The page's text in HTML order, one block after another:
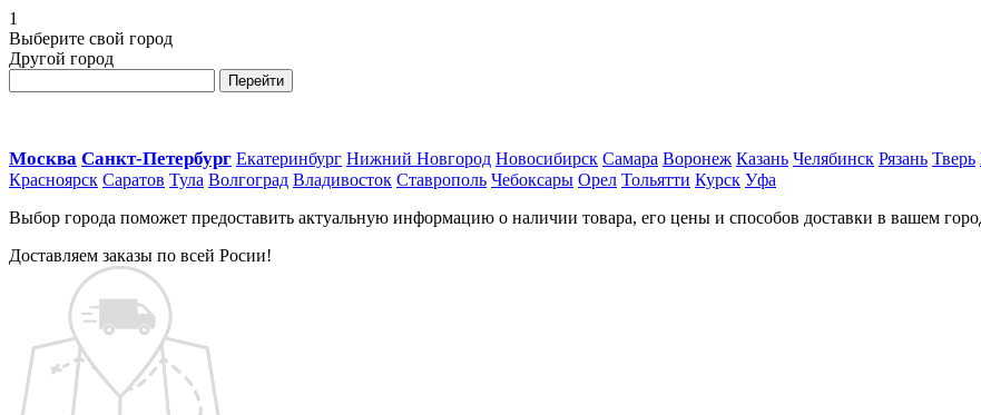
1
Выберите свой город
Другой город
Перейти
Москва Санкт-Петербург Екатеринбург Нижний Новгород Новосибирск Самара Воронеж Казань Челябинск Рязань Тверь
Красноярск Саратов Тула Волгоград Владивосток Ставрополь Чебоксары Орел Тольятти Курск Уфа
Выбор города поможет предоставить актуальную информацию о наличии товара, его цены и способов доставки в вашем
Доставляем заказы по всей Росии!